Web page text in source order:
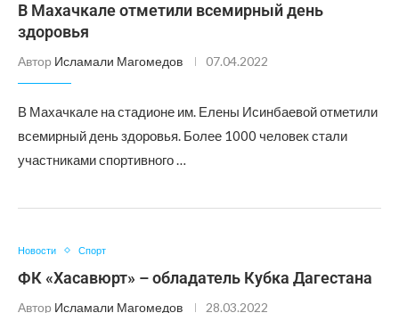
В Махачкале отметили всемирный день
здоровья
Автор Исламали Магомедов 07.04.2022
В Махачкале на стадионе им. Елены Исинбаевой отметили
всемирный день здоровья. Более 1000 человек стали
участниками спортивного …
Новости Спорт
ФК «Хасавюрт» – обладатель Кубка Дагестана
Автор Исламали Магомедов 28.03.2022